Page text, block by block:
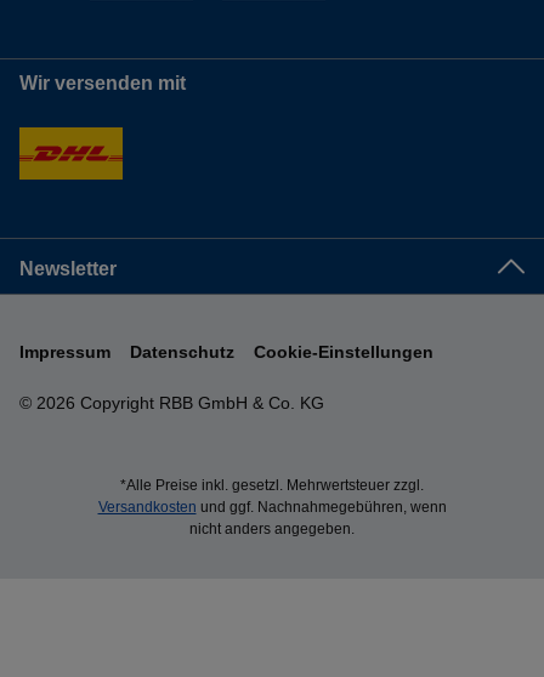
Wir versenden mit
Newsletter
© 2026 Copyright RBB GmbH & Co. KG
Impressum Datenschutz Cookie-Einstellungen
*Alle Preise inkl. gesetzl. Mehrwertsteuer zzgl.
Versandkosten und ggf. Nachnahmegebühren, wenn
nicht anders angegeben.